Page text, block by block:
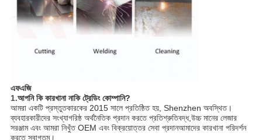
এফএজি
1.আপনি কি কারখানা নাকি ট্রেডিং কোম্পানি?
আমরা একটি প্রস্তুতকারকের 2015 সালে প্রতিষ্ঠিত হয়, Shenzhen অবস্থিত।
ব্যবহারকারীদের সংখ্যাগরিষ্ঠ অর্থনৈতিক প্রদান করতে প্রতিশ্রুতিবদ্ধ,উচ্চ মানের লেজার
সরঞ্জাম এবং আমরা নিখুঁত OEM এবং বিক্রয়োত্তর সেবা প্রদানআমাদের কারখানা পরিদর্শন
করতে স্বাগতম।